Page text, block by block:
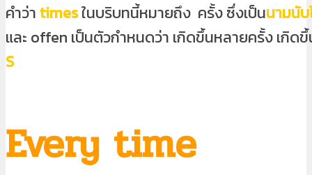
คำว่าtimesในบริบทนี้หมายถึง ครั้งซึ่งเป็นนามนั
และ offen เป็นตัวกำหนดว่า เกิดขึ้นหลายครั้ง เกิด
S
Every time